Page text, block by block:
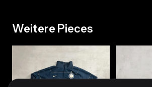
Weitere Pieces